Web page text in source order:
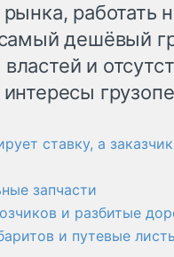
работать
дешёвый
и
ставку, а
запчасти
и разбитые
и путевые